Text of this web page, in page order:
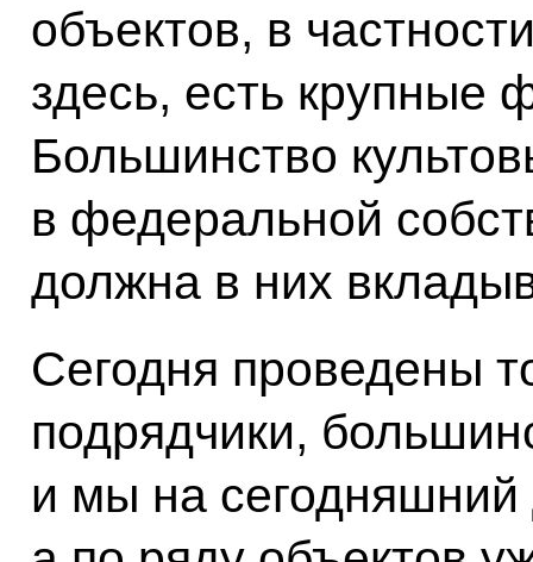
объектов, в
здесь, есть крупные
Большинство
в федеральной
должна в них
Сегодня проведены
подрядчики,
и мы на сегодняшний